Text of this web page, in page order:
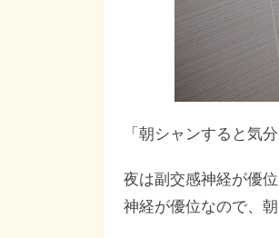
「朝シャンすると気
夜は副交感神経が優
神経が優位なので、